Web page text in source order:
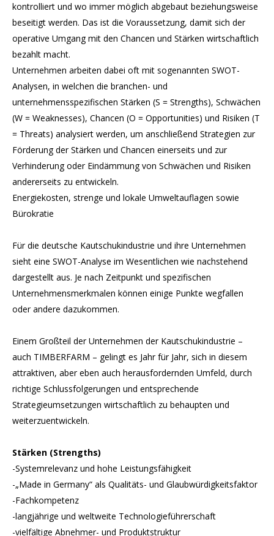
kontrolliert und wo immer möglich abgebaut beziehungsweise
beseitigt werden. Das ist die Voraussetzung, damit sich der
operative Umgang mit den Chancen und Stärken wirtschaftlich
bezahlt macht.
Unternehmen arbeiten dabei oft mit sogenannten SWOT-
Analysen, in welchen die branchen- und
unternehmensspezifischen Stärken (S = Strengths), Schwächen
(W = Weaknesses), Chancen (O = Opportunities) und Risiken (T
= Threats) analysiert werden, um anschließend Strategien zur
Förderung der Stärken und Chancen einerseits und zur
Verhinderung oder Eindämmung von Schwächen und Risiken
andererseits zu entwickeln.
Energiekosten, strenge und lokale Umweltauflagen sowie
Bürokratie
Für die deutsche Kautschukindustrie und ihre Unternehmen
sieht eine SWOT-Analyse im Wesentlichen wie nachstehend
dargestellt aus. Je nach Zeitpunkt und spezifischen
Unternehmensmerkmalen können einige Punkte wegfallen
oder andere dazukommen.
Einem Großteil der Unternehmen der Kautschukindustrie –
auch TIMBERFARM – gelingt es Jahr für Jahr, sich in diesem
attraktiven, aber eben auch herausfordernden Umfeld, durch
richtige Schlussfolgerungen und entsprechende
Strategieumsetzungen wirtschaftlich zu behaupten und
weiterzuentwickeln.
Stärken (Strengths)
-Systemrelevanz und hohe Leistungsfähigkeit
-„Made in Germany“ als Qualitäts- und Glaubwürdigkeitsfaktor
-Fachkompetenz
-langjährige und weltweite Technologieführerschaft
-vielfältige Abnehmer- und Produktstruktur